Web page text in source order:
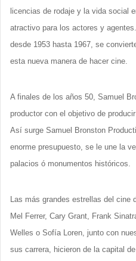
licencias de rodaje y la vida social
atractivo para los actores y
desde 1953 hasta 1967, se
esta nueva manera de hacer cine.
A finales de los años 50, Samuel
productor con el objetivo de
Así surge Samuel Bronston
enorme presupuesto, se le une la
palacios ó monumentos históricos.
Las más grandes estrellas del cine
Mel Ferrer, Cary Grant, Frank
Welles o Sofía Loren, junto con
sus carrera, hicieron de la capital